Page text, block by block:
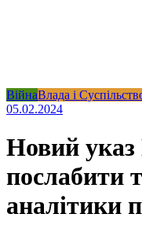
ВійнаВлада і
05.02.2024
Новий
послабити
аналітики